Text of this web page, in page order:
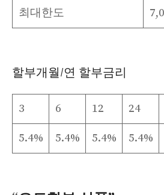
최대한도
할부개월/연 할부금리
3 6 12 24
5.4% 5.4% 5.4% 5.4%